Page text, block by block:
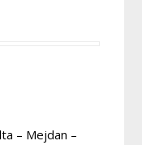
– Mejdan –